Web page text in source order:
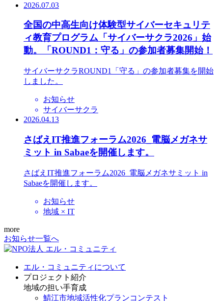
2026.07.03
全国の中高生向け体験型サイバーセキュリテ
ィ教育プログラム「サイバーサクラ2026」始
動。「ROUND1：守る」の参加者募集開始！
サイバーサクラROUND1「守る」の参加者募集を開始
しました。
お知らせ
サイバーサクラ
2026.04.13
さばえIT推進フォーラム2026_電脳メガネサ
ミット in Sabaeを開催します。
さばえIT推進フォーラム2026_電脳メガネサミット in
Sabaeを開催します。
お知らせ
地域 × IT
more
お知らせ一覧へ
エル・コミュニティについて
プロジェクト紹介
地域の担い手育成
鯖江市地域活性化プランコンテスト